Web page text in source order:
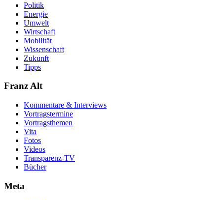
Politik
Energie
Umwelt
Wirtschaft
Mobilität
Wissenschaft
Zukunft
Tipps
Franz Alt
Kommentare & Interviews
Vortragstermine
Vortragsthemen
Vita
Fotos
Videos
Transparenz-TV
Bücher
Meta